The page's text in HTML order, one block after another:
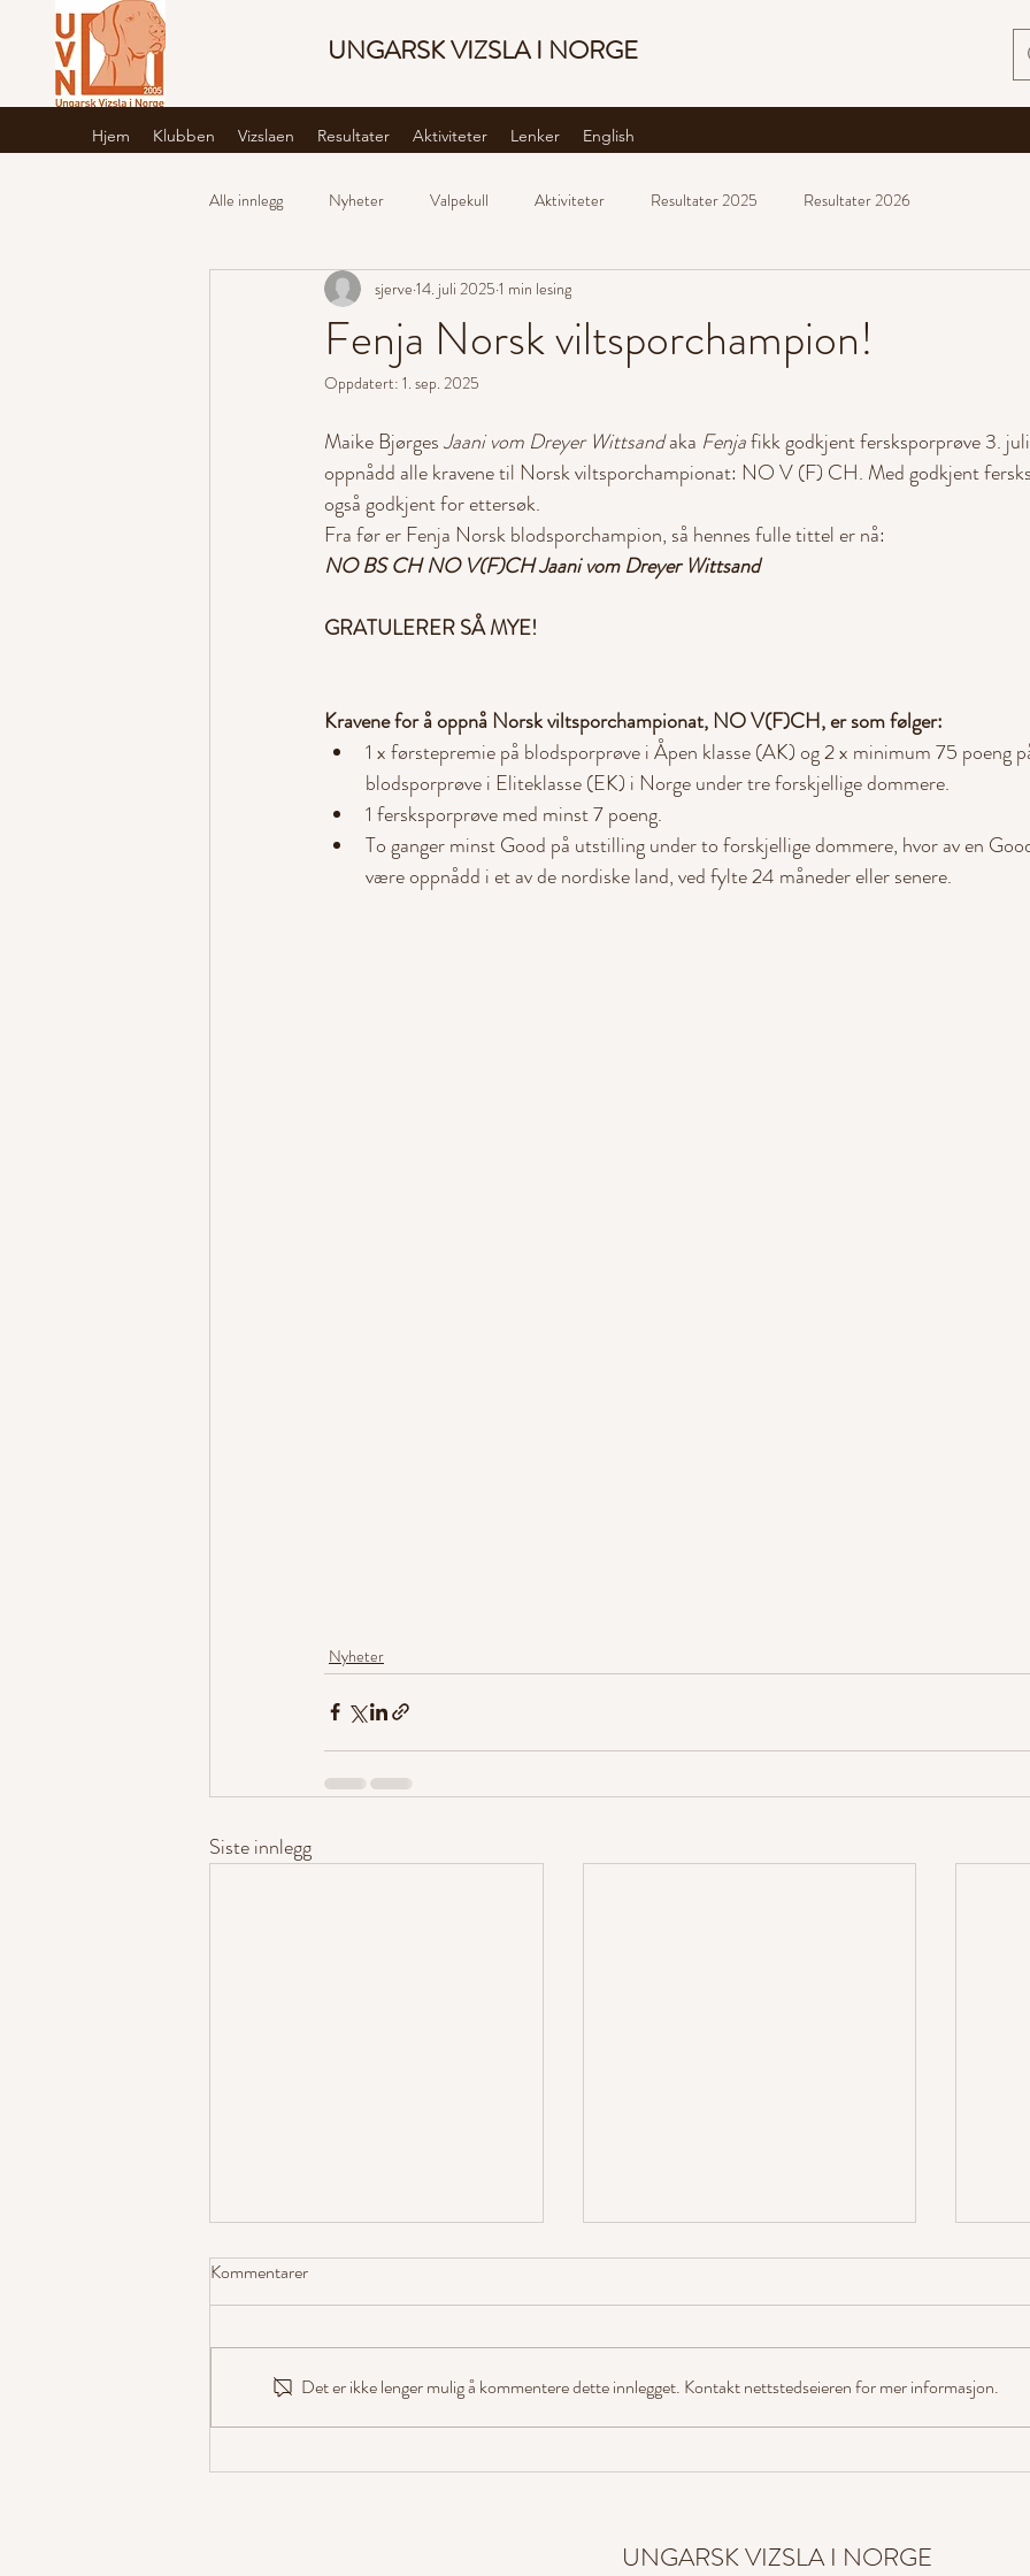
UNGARSK VIZSLA I NORGE
Hjem Klubben Vizslaen Resultater Aktiviteter Lenker English
Alle innlegg Nyheter Valpekull Aktiviteter Resultater 2025 Resultater 2026
Fenja Norsk viltsporchampion!
sjerve 14. juli 2025 1 min lesing
Oppdatert: 1. sep. 2025
Maike Bjørges Jaani vom Dreyer Wittsand aka Fenja fikk godkjent fersksporprøve 3.
oppnådd alle kravene til Norsk viltsporchampionat: NO V (F) CH. Med godkjent
også godkjent for ettersøk.
Fra før er Fenja Norsk blodsporchampion, så hennes fulle tittel er nå:
NO BS CH NO V(F)CH Jaani vom Dreyer Wittsand
GRATULERER SÅ MYE!
Kravene for å oppnå Norsk viltsporchampionat, NO V(F)CH, er som følger:
1 x førstepremie på blodsporprøve i Åpen klasse (AK) og 2 x minimum 75 poeng
blodsporprøve i Eliteklasse (EK) i Norge under tre forskjellige dommere.
1 fersksporprøve med minst 7 poeng.
To ganger minst Good på utstilling under to forskjellige dommere, hvor av en
være oppnådd i et av de nordiske land, ved fylte 24 måneder eller senere.
Nyheter
Siste innlegg
godkjent avlshund!
samme prøve!
Kommentarer
Det er ikke lenger mulig å kommentere dette innlegget. Kontakt nettstedseieren for mer informasjon.
UNGARSK VIZSLA I NORGE